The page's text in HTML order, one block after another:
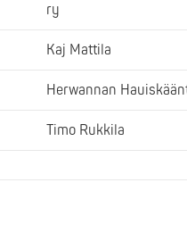
ry
Kaj Mattila
Herwannan
Timo Rukkila